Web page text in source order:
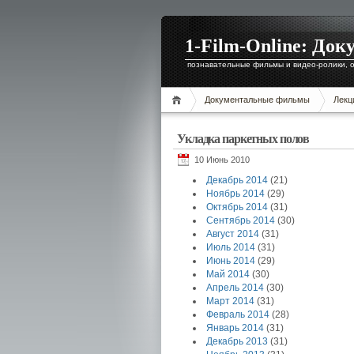
1-Film-Online:
познавательные фильмы и видео-ролики,
Документальные фильмы
Укладка паркетных полов
10 Июнь 2010
Декабрь 2014 (21)
Ноябрь 2014 (29)
Октябрь 2014 (31)
Сентябрь 2014 (30)
Август 2014 (31)
Июль 2014 (31)
Июнь 2014 (29)
Май 2014 (30)
Апрель 2014 (30)
Март 2014 (31)
Февраль 2014 (28)
Январь 2014 (31)
Декабрь 2013 (31)